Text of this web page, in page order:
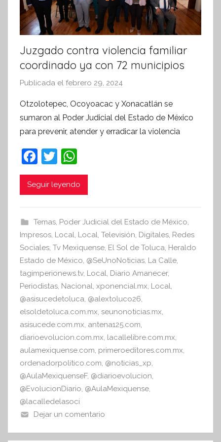
Juzgado contra violencia familiar
coordinado ya con 72 municipios
Publicada el febrero 29, 2024
r
S
í
n
f
o
r
m
a
t
i
v
a
Otzolotepec, Ocoyoacac y Xonacatlán se
sumaron al Poder Judicial del Estado de México
para prevenir, atender y erradicar la violencia
F
a
c
b
o
o
k
T
w
itt
h
at
A
p
p
Seguir leyendo
Temas, Poder Judicial del Estado de México,
Impresos, Local, Local, Televisión, Digitales, Redes
Sociales, Tv Mexiquense, El Sol de Toluca, Heraldo
Estado de México, @SeUnoNoticias, La Calle,
tagimperionews.tv, Local, Diario Amanecer,
Periodistas, Nacional, xponencial.mx, Local,
@asisucedetoluca, @alextoluco26,
elsoldetoluca.com.mx, seunonoticias.mx,
asisucede.com.mx, antena125.com,
diarioevolucion.com.mx, lacallelibre.com.mx,
aulamexiquense.com, primeroeditores.com.mx,
ordenadorpolitico.com, @noticias_xp,
@AulaMexiquenseF, @diarioevolucion,
@EvolucionDiario, @AulaMexiquense,
@lacalledelasoci
Dejar un comentario